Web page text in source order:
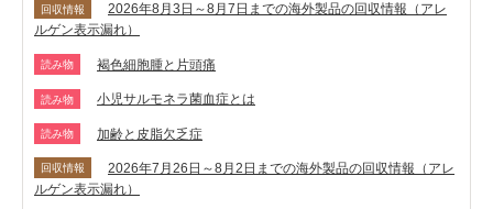
回収情報
2026年8月3日～8月7日までの海外製品の回収情報（アレ
ルゲン表示漏れ）
読み物 褐色細胞腫と片頭痛
読み物 小児サルモネラ菌血症とは
読み物 加齢と皮脂欠乏症
回収情報
2026年7月26日～8月2日までの海外製品の回収情報（アレ
ルゲン表示漏れ）